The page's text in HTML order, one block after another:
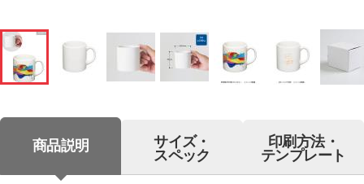
商品説明 サイズ・
スペック
印刷方法・
テンプレート